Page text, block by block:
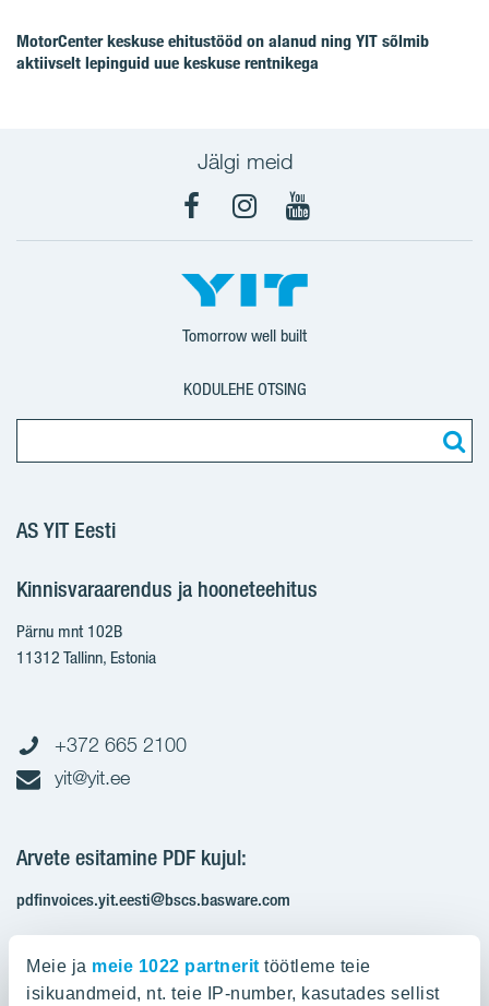
Meie ja meie 1022 partnerit töötleme teie
isikuandmeid, nt. teie IP-number, kasutades sellist
MotorCenter keskuse ehitustööd on alanud ning YIT sõlmib
aktiivselt lepinguid uue keskuse rentnikega
Jälgi meid
FacebookInstagram
YouTube
Tomorrow well built
KODULEHE OTSING
AS YIT Eesti
Kinnisvaraarendus ja hooneteehitus
Pärnu mnt 102B
11312 Tallinn, Estonia
+372 665 2100
yit@yit.ee
Arvete esitamine PDF kujul:
pdfinvoices.yit.eesti@bscs.basware.com
KMKR: EE100210897